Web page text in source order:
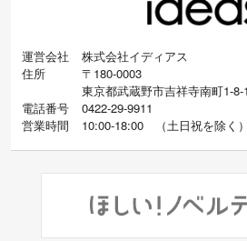
運営会社
株式会社イディアス
住所
〒180-0003
東京都武蔵野市吉祥寺南町1-
電話番号
0422-29-9911
営業時間
10:00-18:00 （土日祝を除く）